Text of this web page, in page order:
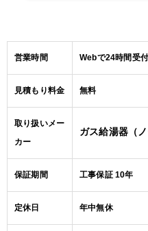
営業時間 Webで24時間受付
見積もり料金 無料
取り扱いメー
カー
ガス給湯器（
保証期間 工事保証 10年
定休日 年中無休